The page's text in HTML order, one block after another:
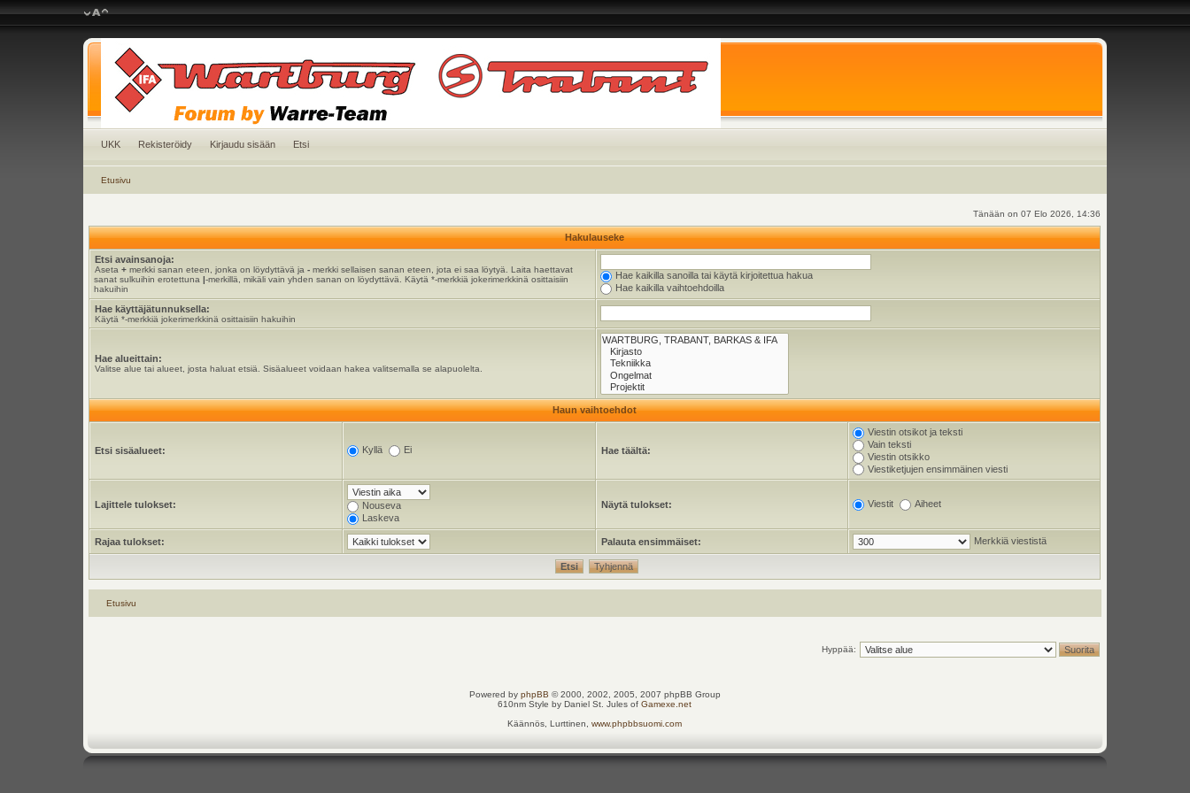
UKK Rekisteröidy Kirjaudu sisään Etsi
Etusivu
Tänään on 07 Elo 2026, 14:36
Hakulauseke
Etsi avainsanoja:
Aseta+ merkki sanan eteen, jonka on löydyttävä ja- merkki sellaisen sanan eteen, jota ei saa löytyä. Laita haettavat
sanat sulkuihin erotettuna|-merkillä, mikäli vain yhden sanan on löydyttävä. Käytä *-merkkiä jokerimerkkinä osittaisiin
hakuihin
Hae kaikilla sanoilla tai käytä kirjoitettua hakua
Hae kaikilla vaihtoehdoilla
Hae käyttäjätunnuksella:
Käytä *-merkkiä jokerimerkkinä osittaisiin hakuihin
Hae alueittain:
Valitse alue tai alueet, josta haluat etsiä. Sisäalueet voidaan hakea valitsemalla se alapuolelta.
Haun vaihtoehdot
Etsi sisäalueet: Kyllä Ei Hae täältä:
Viestin otsikot ja teksti
Vain teksti
Viestin otsikko
Viestiketjujen ensimmäinen viesti
Lajittele tulokset:
Nouseva
Laskeva
Näytä tulokset: Viestit Aiheet
Rajaa tulokset: Palauta ensimmäiset: Merkkiä viestistä
Etusivu
Hyppää:
Powered by phpBB © 2000, 2002, 2005, 2007 phpBB Group
610nm Style by Daniel St. Jules ofGamexe.net
Käännös, Lurttinen,www.phpbbsuomi.com